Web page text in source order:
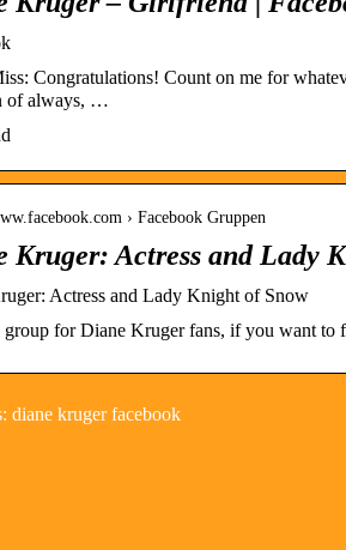
Congratulations! Count on me for
of always, …
› Facebook Gruppen
Kruger: Actress and Lady
Actress and Lady Knight of Snow
group for Diane Kruger fans, if you want to
diane kruger facebook